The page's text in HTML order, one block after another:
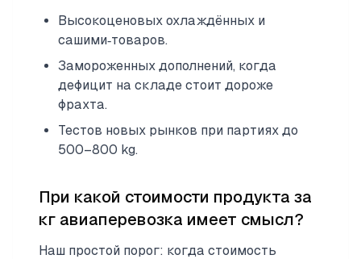
Высокоценовых охлаждённых и
сашими‑товаров.
Замороженных дополнений, когда
дефицит на складе стоит дороже
фрахта.
Тестов новых рынков при партиях до
500–800 kg.
При какой стоимости продукта за
кг авиаперевозка имеет смысл?
Наш простой порог: когда стоимость